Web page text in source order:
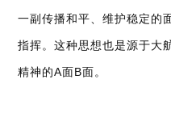
一副传播和平、维护稳定的
指挥。这种思想也是源于大
精神的A面B面。